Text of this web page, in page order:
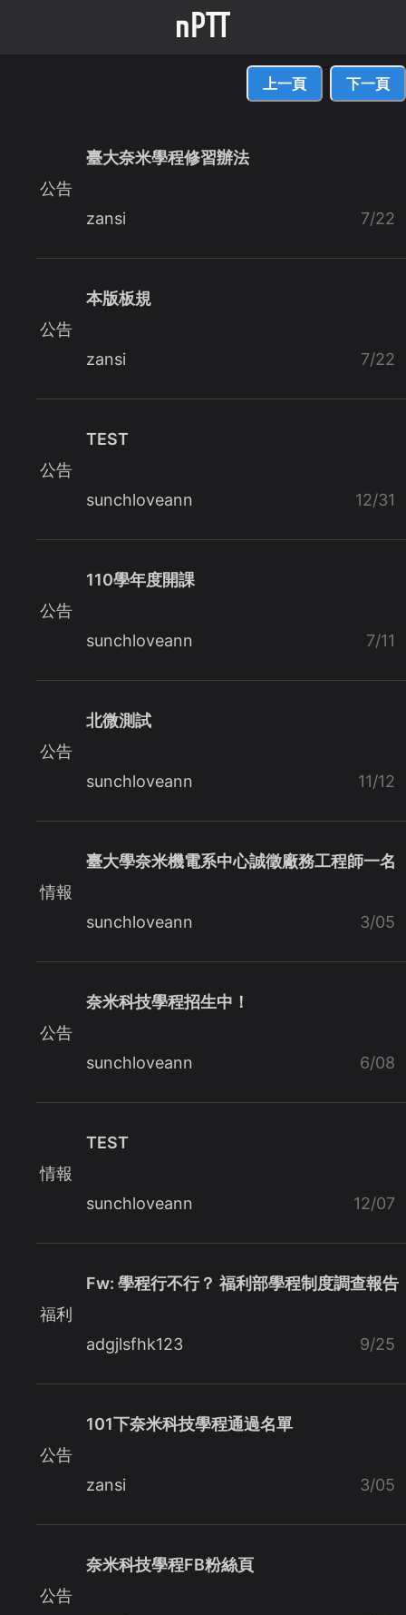
上一頁 下一頁
公告
臺大奈米學程修習辦法
zansi 7/22
公告
本版板規
zansi 7/22
公告
TEST
sunchloveann 12/31
公告
110學年度開課
sunchloveann 7/11
公告
北微測試
sunchloveann 11/12
情報
臺大學奈米機電系中心誠徵廠務工程師一名
sunchloveann 3/05
公告
奈米科技學程招生中！
sunchloveann 6/08
情報
TEST
sunchloveann 12/07
福利
Fw: 學程行不行？ 福利部學程制度調查報告
adgjlsfhk123 9/25
公告
101下奈米科技學程通過名單
zansi 3/05
公告
奈米科技學程FB粉絲頁